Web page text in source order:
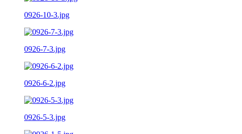
0926-10-3.jpg
0926-7-3.jpg
0926-6-2.jpg
0926-5-3.jpg